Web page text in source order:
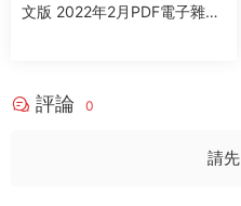
文版 2022年2月PDF電子雜誌
評論 0
請先